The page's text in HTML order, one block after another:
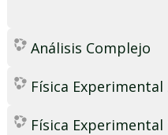
Análisis Complejo
Física Experimental
Física Experimental